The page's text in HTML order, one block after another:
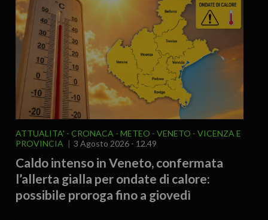
ATTUALITA' CRONACA METEO VENETO
VICENZA E
PROVINCIA
3 Agosto 2026 - 12.49
Caldo intenso in Veneto, confermata
l’allerta gialla per ondate di calore:
possibile proroga fino a giovedì